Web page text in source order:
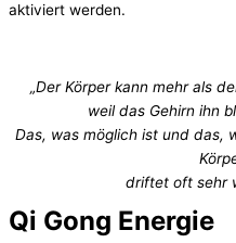
aktiviert werden.
„Der Körper kann mehr als
weil das Gehirn ihn
Das, was möglich ist und das,
driftet oft sehr
Qi Gong Energie